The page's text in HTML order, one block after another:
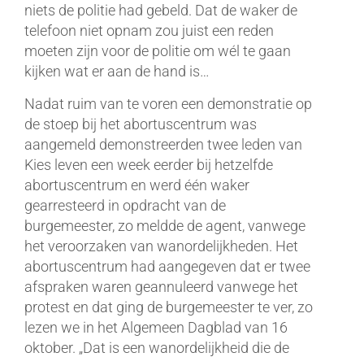
niets de politie had gebeld. Dat de waker de
telefoon niet opnam zou juist een reden
moeten zijn voor de politie om wél te gaan
kijken wat er aan de hand is…
Nadat ruim van te voren een demonstratie op
de stoep bij het abortuscentrum was
aangemeld demonstreerden twee leden van
Kies leven een week eerder bij hetzelfde
abortuscentrum en werd één waker
gearresteerd in opdracht van de
burgemeester, zo meldde de agent, vanwege
het veroorzaken van wanordelijkheden. Het
abortuscentrum had aangegeven dat er twee
afspraken waren geannuleerd vanwege het
protest en dat ging de burgemeester te ver, zo
lezen we in het Algemeen Dagblad van 16
oktober. „Dat is een wanordelijkheid die de